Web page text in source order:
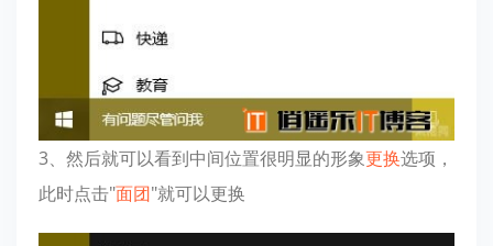
3、然后就可以看到中间位置很明显的形象更换选项，
此时点击"面团"就可以更换